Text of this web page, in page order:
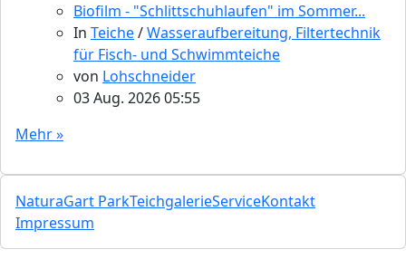
Biofilm - "Schlittschuhlaufen" im Sommer...
In Teiche/Wasseraufbereitung, Filtertechnik
für Fisch- und Schwimmteiche
von Lohschneider
03 Aug. 2026 05:55
Mehr »
NaturaGart ParkTeichgalerieServiceKontakt
Impressum